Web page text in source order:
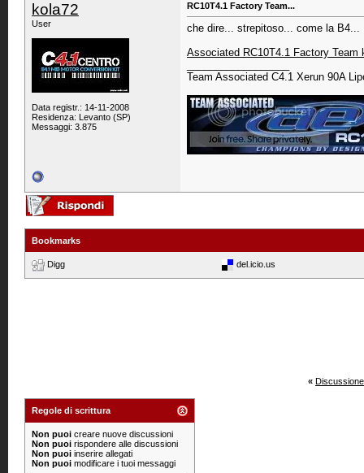
kola72
User
Data registr.: 14-11-2008
Residenza: Levanto (SP)
Messaggi: 3.875
RC10T4.1 Factory Team...
che dire... strepitoso... come la B4...
Associated RC10T4.1 Factory Team
Team Associated C4.1 Xerun 90A
Bookmarks
Digg del.icio.us
«
Regole di scrittura
Non puoi creare nuove discussioni
Non puoi rispondere alle discussioni
Non puoi inserire allegati
Non puoi modificare i tuoi messaggi